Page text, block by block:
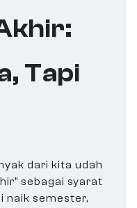
Tapi
dari kita udah
sebagai syarat
naik semester,